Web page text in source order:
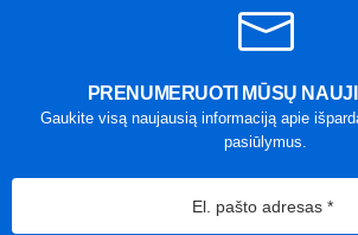
PRENUMERUOTI MŪSŲ
Gaukite visą naujausią informaciją apie
pasiūlymus.